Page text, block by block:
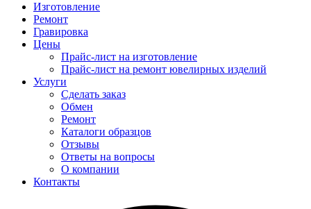
Изготовление
Ремонт
Гравировка
Цены
Прайс-лист на изготовление
Прайс-лист на ремонт ювелирных изделий
Услуги
Сделать заказ
Обмен
Ремонт
Каталоги образцов
Отзывы
Ответы на вопросы
О компании
Контакты